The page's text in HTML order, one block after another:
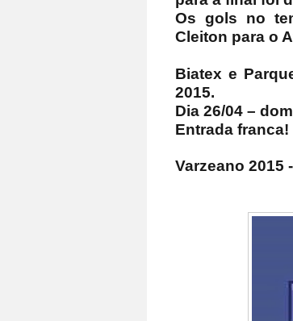
Os gols no
Cleiton para o
Biatex e
2015.
Dia 26/04 –
Entrada franca!
Varzeano 2015